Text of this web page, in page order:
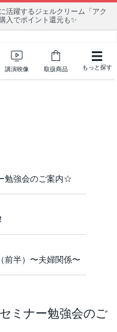
活躍するジェルクリーム「アク
入でポイント還元も✨
講演映像 取扱商品 もっと探す
勉強会のご案内☆
前半）〜夫婦関係〜
ミナー勉強会のご